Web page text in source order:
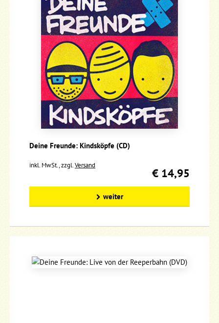
Deine Freunde: Kindsköpfe (CD)
inkl. MwSt., zzgl.Versand
€ 14,95
weiter